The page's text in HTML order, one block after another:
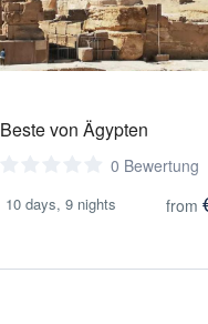
Beste von Ägypten
0 Bewertung
10 days, 9 nights from